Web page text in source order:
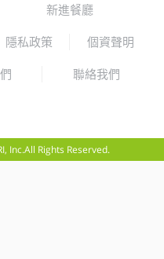
新進餐廳
隱私政策 個資聲明
聯絡我們
Inc.All Rights Reserved.